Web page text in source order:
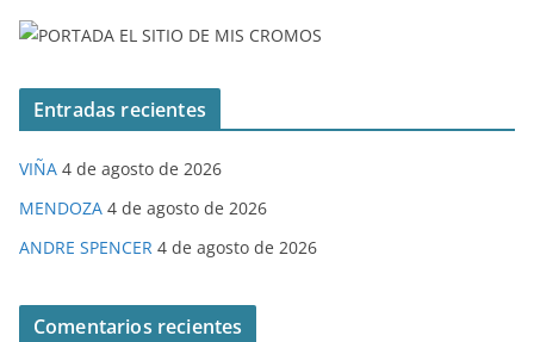
Entradas recientes
VIÑA 4 de agosto de 2026
MENDOZA 4 de agosto de 2026
ANDRE SPENCER 4 de agosto de 2026
Comentarios recientes